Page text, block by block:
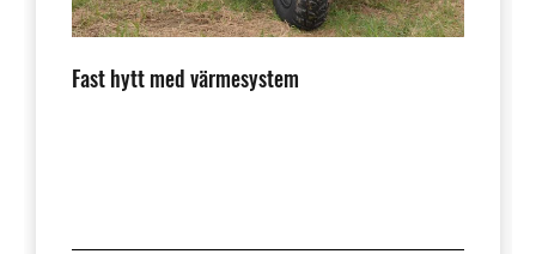
Fast hytt med värmesystem